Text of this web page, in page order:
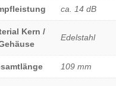
ca. 14 dB
Kern /
Edelstahl
109 mm